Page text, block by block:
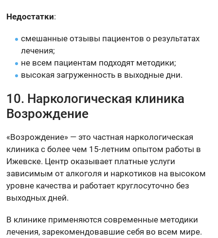
Недостатки:
смешанные отзывы пациентов о результатах
лечения;
не всем пациентам подходят методики;
высокая загруженность в выходные дни.
10. Наркологическая клиника
Возрождение
«Возрождение» — это частная наркологическая
клиника с более чем 15-летним опытом работы в
Ижевске. Центр оказывает платные услуги
зависимым от алкоголя и наркотиков на высоком
уровне качества и работает круглосуточно без
выходных дней.
В клинике применяются современные методики
лечения, зарекомендовавшие себя во всем мире.